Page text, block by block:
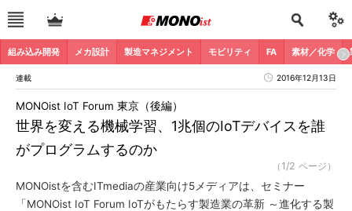
組み込み開発 メカ設計 製造マネジメント モビリティ FA 素材／化学
連載 2016年12月13日
世界を変える機械学習、1兆個のIoTデバイスを誰
がプログラムするのか
MONOist IoT Forum 東京（後編）
（1/2 ページ）
MONOistを含むITmediaの産業向け5メディアは、セミナー
「MONOist IoT Forum IoTがもたらす製造業の革新 ～進化する製